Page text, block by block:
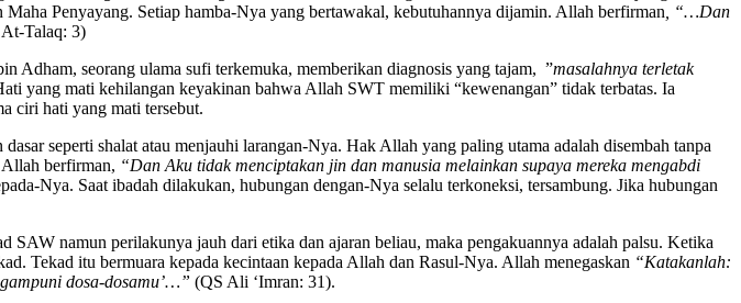
Penyayang. Setiap hamba-Nya yang bertawakal, kebutuhannya dijamin. Allah berfirman, “…Dan
Talaq: 3)
Adham, seorang ulama sufi terkemuka, memberikan diagnosis yang tajam, ”masalahnya terletak
yang mati kehilangan keyakinan bahwa Allah SWT memiliki “kewenangan” tidak terbatas. Ia
ciri hati yang mati tersebut.
seperti shalat atau menjauhi larangan-Nya. Hak Allah yang paling utama adalah disembah tanpa
berfirman, “Dan Aku tidak menciptakan jin dan manusia melainkan supaya mereka mengabdi
Nya. Saat ibadah dilakukan, hubungan dengan-Nya selalu terkoneksi, tersambung. Jika hubungan
SAW namun perilakunya jauh dari etika dan ajaran beliau, maka pengakuannya adalah palsu. Ketika
Tekad itu bermuara kepada kecintaan kepada Allah dan Rasul-Nya. Allah menegaskan “Katakanlah:
dosa-dosamu’…” (QS Ali ‘Imran: 31).